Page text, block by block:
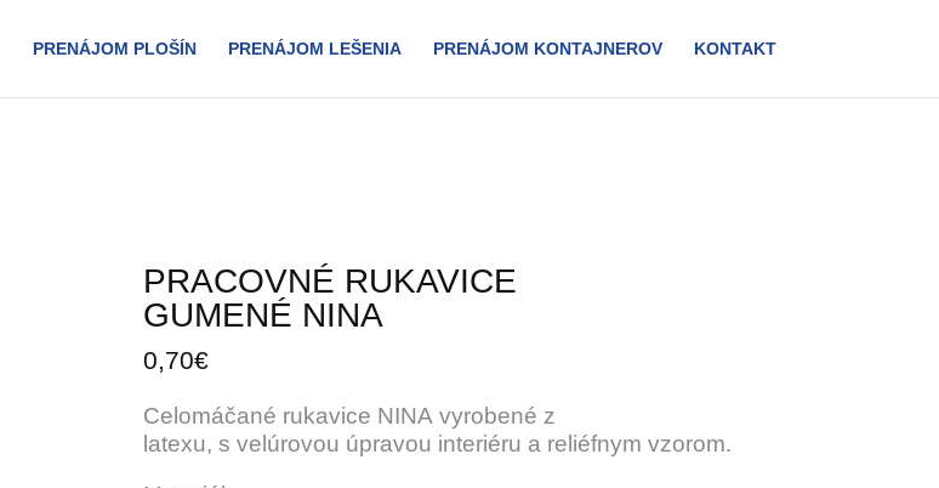
PRENÁJOM PLOŠÍN PRENÁJOM LEŠENIA PRENÁJOM KONTAJNEROV KONTAKT
PRACOVNÉ RUKAVICE
GUMENÉ NINA
0,70€
Celomáčané rukavice NINA vyrobené z
latexu, s velúrovou úpravou interiéru a reliéfnym vzorom.